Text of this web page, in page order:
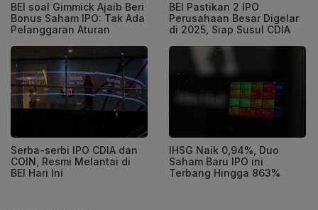
BEI soal Gimmick Ajaib Beri
Bonus Saham IPO: Tak Ada
Pelanggaran Aturan
BEI Pastikan 2 IPO
Perusahaan Besar Digelar
di 2025, Siap Susul CDIA
Serba-serbi IPO CDIA dan
COIN, Resmi Melantai di
BEI Hari Ini
IHSG Naik 0,94%, Duo
Saham Baru IPO ini
Terbang Hingga 863%